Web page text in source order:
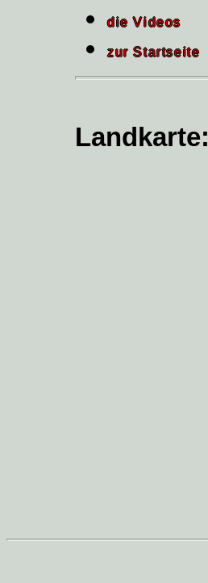
die Videos
zur Startseite
Landkarte: